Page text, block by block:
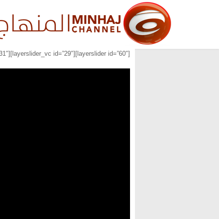
[layerslider id=”60″][layerslider_vc id=”29″][layerslider_vc id=”31″]